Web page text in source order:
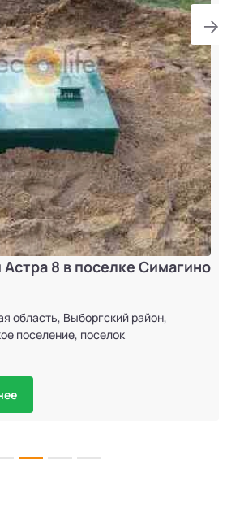
8 в поселке Симагино
область, Выборгский район,
поселение, поселок